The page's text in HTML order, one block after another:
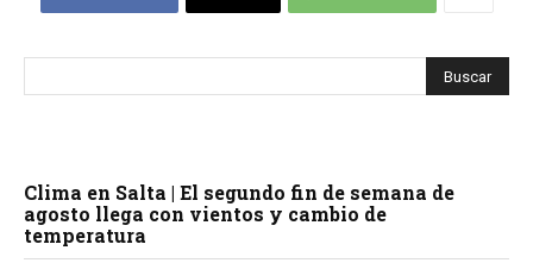
Clima en Salta | El segundo fin de semana de
agosto llega con vientos y cambio de
temperatura